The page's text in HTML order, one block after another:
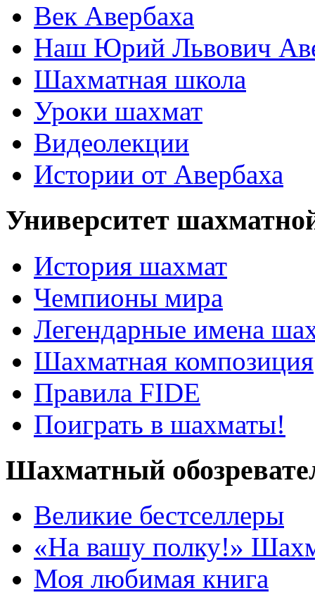
Век Авербаха
Наш Юрий Львович
Шахматная школа
Уроки шахмат
Видеолекции
Истории от Авербаха
Университет
История шахмат
Чемпионы мира
Легендарные имена
Шахматная композиция
Правила FIDE
Поиграть в шахматы!
Шахматный
Великие бестселлеры
«На вашу полку!»
Моя любимая книга